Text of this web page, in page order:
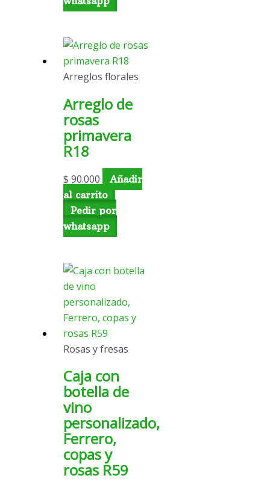
Arreglos florales
Arreglo de
rosas
primavera
R18
$ 90.000
Añadir
al carrito
Pedir por
whatsapp
Rosas y fresas
Caja con
botella de
vino
personalizado,
Ferrero,
copas y
rosas R59